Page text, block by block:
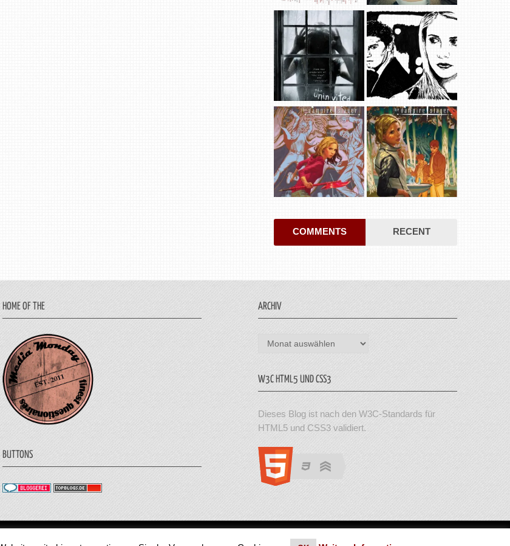
COMMENTS RECENT
HOME OF THE
BUTTONS
ARCHIV
Archiv
W3C HTML5 UND CSS3
Dieses Blog ist nach den W3C-Standards für
HTML5 und CSS3 validiert.
© 2011 - 2018 Medienjournal. Alle Rechte vorbehalten. Theme von MyThemeShop. Impressum